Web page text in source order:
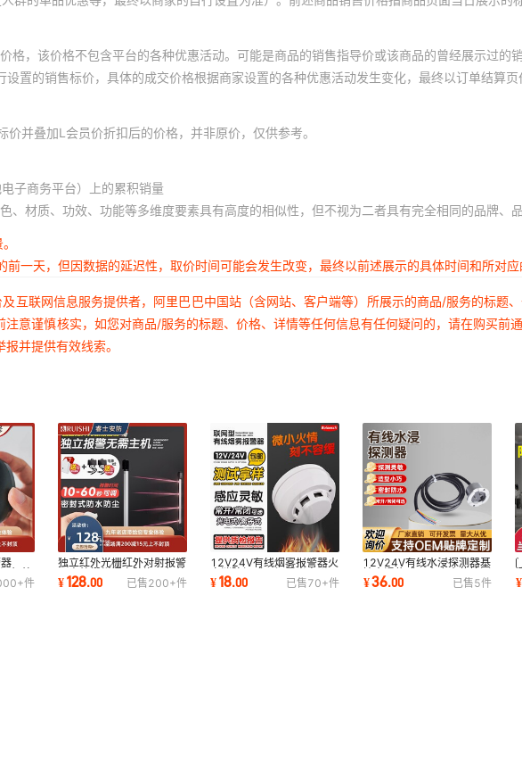
格，该价格不包含平台的各种优惠活动。可能是商品的销售指导价或该商品的曾经展示过的
置的销售标价，具体的成交价格根据商家设置的各种优惠活动发生变化，最终以订单结算页
并叠加L会员价折扣后的价格，并非原价，仅供参考。
子商务平台）上的累积销量
、材质、功效、功能等多维度要素具有高度的相似性，但不视为二者具有完全相同的品牌、品
一天，但因数据的延迟性，取价时间可能会发生改变，最终以前述展示的具体时间和所对应
互联网信息服务提供者，阿里巴巴中国站（含网站、客户端等）所展示的商品/服务的标
意谨慎核实，如您对商品/服务的标题、价格、详情等任何信息有任何疑问的，请在购买
并提供有效线索。
红外
件
独立红外光栅红外对射报警
器户外栅栏门窗防盗器红外
线探测器室外
¥128.00 已售200+件
12V24V有线烟雾报警器火
灾消防烟感器烟雾光电联网
离子感烟探测器
¥18.00 已售70+件
12V24V有线水浸探测器基
站水浸传感器仓库水位检测
漏水报警器
¥36.00 已售5件 ¥